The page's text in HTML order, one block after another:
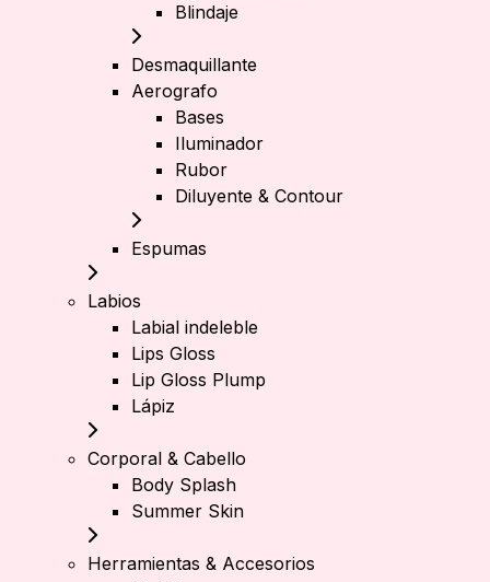
Blindaje
Desmaquillante
Aerografo
Bases
Iluminador
Rubor
Diluyente & Contour
Espumas
Labios
Labial indeleble
Lips Gloss
Lip Gloss Plump
Lápiz
Corporal & Cabello
Body Splash
Summer Skin
Herramientas & Accesorios